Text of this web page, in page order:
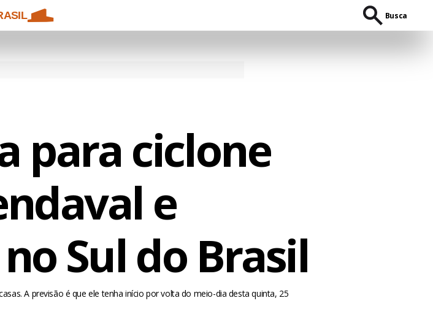
Busca
para ciclone
e
Sul do Brasil
A previsão é que ele tenha início por volta do meio-dia desta quinta, 25